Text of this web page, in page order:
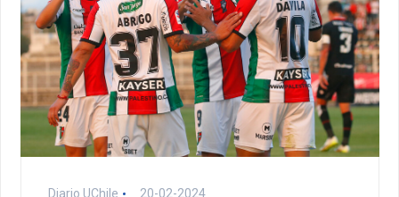
Diario UChile 20-02-2024